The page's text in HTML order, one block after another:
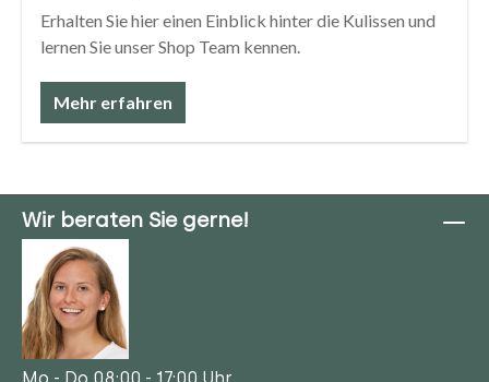
Erhalten Sie hier einen Einblick hinter die Kulissen und
lernen Sie unser Shop Team kennen.
Mehr erfahren
Wir beraten Sie gerne!